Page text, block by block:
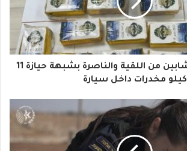
توثيق : اعتقال شابين من اللقية والناصرة بشبهة حيازة 11
كيلو مخدرات داخل سيارة